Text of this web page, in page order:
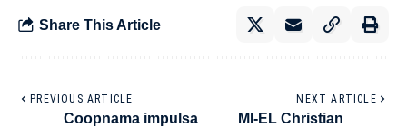
Share This Article
PREVIOUS ARTICLE
Coopnama impulsa
NEXT ARTICLE
MI-EL Christian